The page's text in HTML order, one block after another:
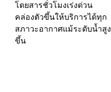
โดยสารชั่วโมงเร่งด่วน
คล่องตัวขึ้นให้บริการได้ทุก
สภาวะอากาศแม้ระดับน้ำสูง
ขึ้น